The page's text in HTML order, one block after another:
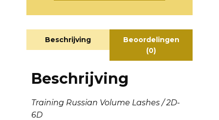
Beschrijving
Beoordelingen
(0)
Beschrijving
Training Russian Volume Lashes / 2D-
6D